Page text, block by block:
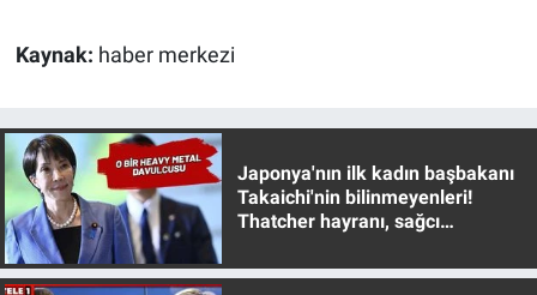
Kaynak: haber merkezi
Japonya'nın ilk kadın başbakanı
Takaichi'nin bilinmeyenleri!
Thatcher hayranı, sağcı